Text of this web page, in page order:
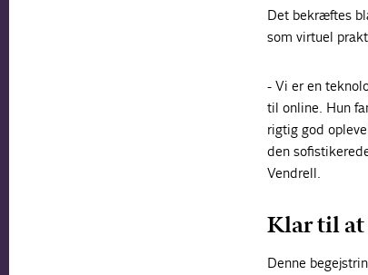
Det bekræftes
som virtuel
- Vi er en
til online. Hun
rigtig god
den
Vendrell.
Klar til at
Denne